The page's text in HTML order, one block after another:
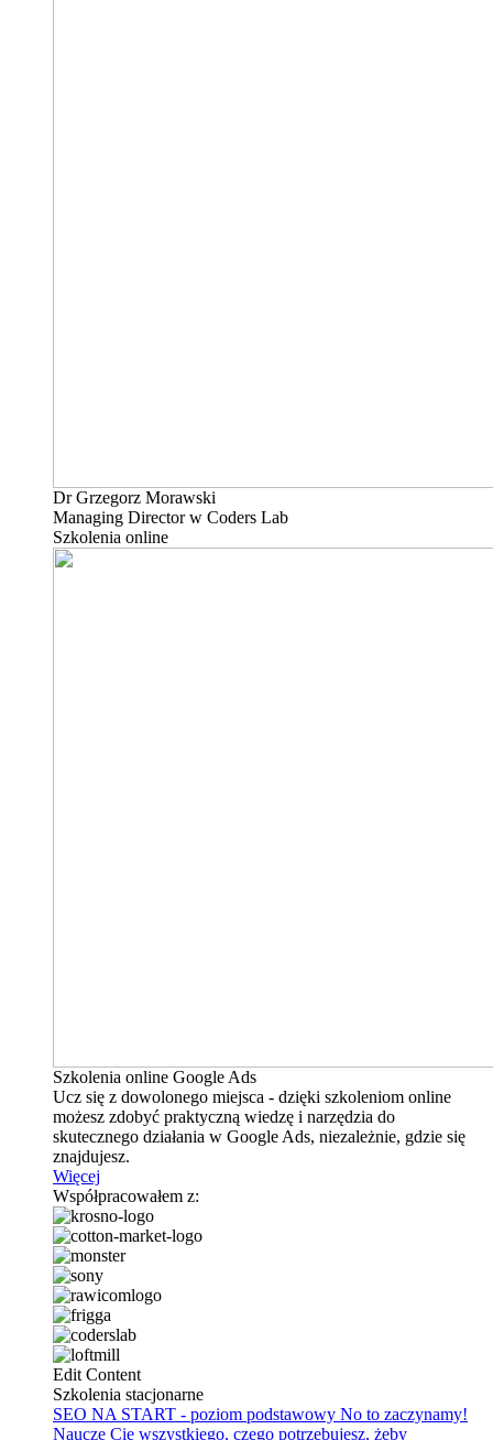
Dr Grzegorz Morawski
Managing Director w Coders Lab
Szkolenia online
Szkolenia online Google Ads
Ucz się z dowolonego miejsca - dzięki szkoleniom online
możesz zdobyć praktyczną wiedzę i narzędzia do
skutecznego działania w Google Ads, niezależnie, gdzie się
znajdujesz.
Więcej
Współpracowałem z:
Edit Content
Szkolenia stacjonarne
SEO NA START - poziom podstawowy No to zaczynamy!
Nauczę Cię wszystkiego, czego potrzebujesz, żeby